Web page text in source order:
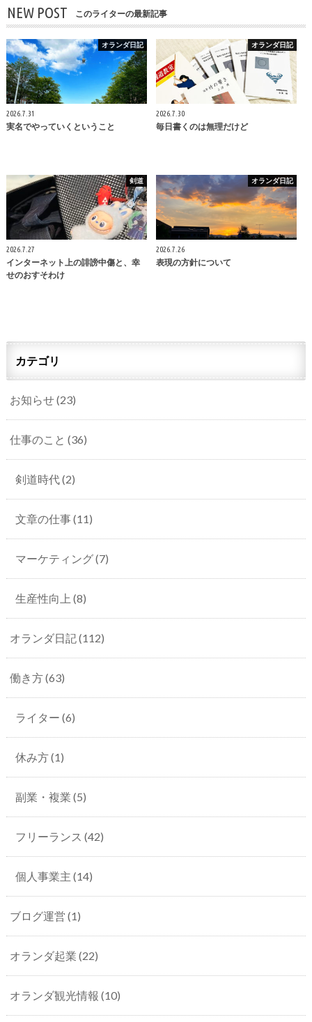
NEW POST このライターの最新記事
オランダ日記
2026.7.31
実名でやっていくということ
オランダ日記
2026.7.30
毎日書くのは無理だけど
剣道
2026.7.27
インターネット上の誹謗中傷と、幸
せのおすそわけ
オランダ日記
2026.7.26
表現の方針について
カテゴリ
お知らせ(23)
仕事のこと (36)
剣道時代(2)
文章の仕事(11)
マーケティング(7)
生産性向上 (8)
オランダ日記(112)
働き方(63)
ライター (6)
休み方(1)
副業・複業 (5)
フリーランス (42)
個人事業主 (14)
ブログ運営 (1)
オランダ起業 (22)
オランダ観光情報 (10)